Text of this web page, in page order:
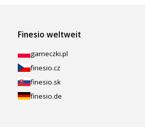
Finesio weltweit
garneczki.pl
finesio.cz
finesio.sk
finesio.de